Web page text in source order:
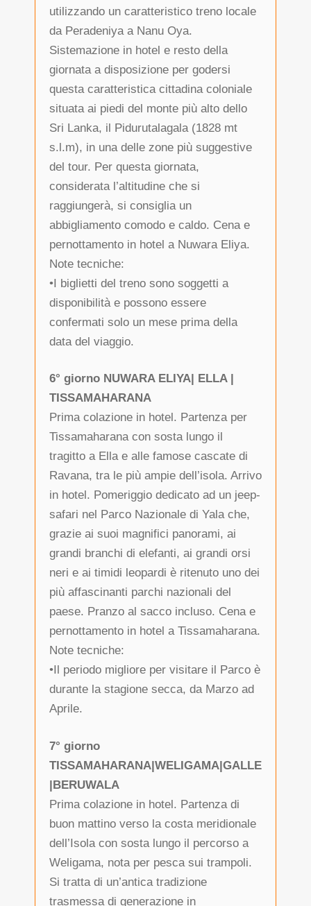
utilizzando un caratteristico treno locale
da Peradeniya a Nanu Oya.
Sistemazione in hotel e resto della
giornata a disposizione per godersi
questa caratteristica cittadina coloniale
situata ai piedi del monte più alto dello
Sri Lanka, il Pidurutalagala (1828 mt
s.l.m), in una delle zone più suggestive
del tour. Per questa giornata,
considerata l’altitudine che si
raggiungerà, si consiglia un
abbigliamento comodo e caldo. Cena e
pernottamento in hotel a Nuwara Eliya.
Note tecniche:
•I biglietti del treno sono soggetti a
disponibilità e possono essere
confermati solo un mese prima della
data del viaggio.
6° giorno NUWARA ELIYA| ELLA |
TISSAMAHARANA
Prima colazione in hotel. Partenza per
Tissamaharana con sosta lungo il
tragitto a Ella e alle famose cascate di
Ravana, tra le più ampie dell’isola. Arrivo
in hotel. Pomeriggio dedicato ad un jeep-
safari nel Parco Nazionale di Yala che,
grazie ai suoi magnifici panorami, ai
grandi branchi di elefanti, ai grandi orsi
neri e ai timidi leopardi è ritenuto uno dei
più affascinanti parchi nazionali del
paese. Pranzo al sacco incluso. Cena e
pernottamento in hotel a Tissamaharana.
Note tecniche:
•Il periodo migliore per visitare il Parco è
durante la stagione secca, da Marzo ad
Aprile.
7° giorno
TISSAMAHARANA|WELIGAMA|GALLE
|BERUWALA
Prima colazione in hotel. Partenza di
buon mattino verso la costa meridionale
dell’Isola con sosta lungo il percorso a
Weligama, nota per pesca sui trampoli.
Si tratta di un’antica tradizione
trasmessa di generazione in